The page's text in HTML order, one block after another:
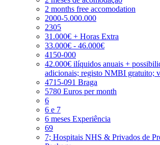
2 months free accomodation
2000-5.000.000
2305
31.000€ + Horas Extra
33.000€ - 46.000€
4150-000
42.000€ ilíquidos anuais +
adicionais; registo NMBI gratuito;
4715-091 Braga
5780 Euros per month
6
6 e 7
6 meses Experiência
69
7; Hospitais NHS & Privados de